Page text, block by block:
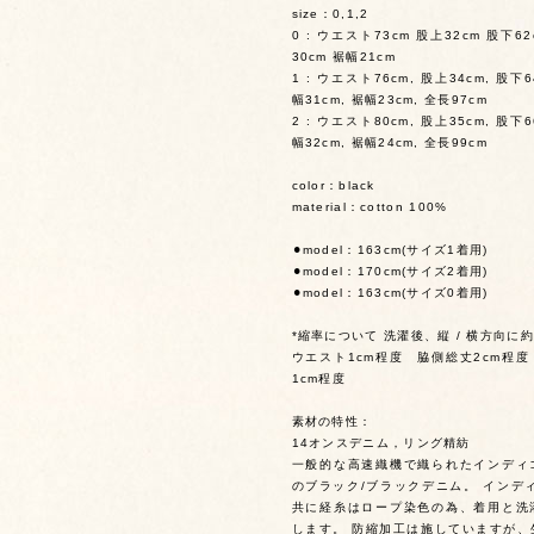
size：0,1,2
0 : ウエスト73cm 股上32cm 股下
30cm 裾幅21cm
1 : ウエスト76cm, 股上34cm, 股下
幅31cm, 裾幅23cm, 全長97cm
2 : ウエスト80cm, 股上35cm, 股下
幅32cm, 裾幅24cm, 全長99cm
color：black
material：cotton 100%
⚫︎model：163cm(サイズ1着用)
⚫︎model：170cm(サイズ2着用)
⚫︎model：163cm(サイズ0着用)
*縮率について 洗濯後、縦 / 横方向に
ウエスト1cm程度 脇側総丈2cm程
1cm程度
素材の特性：
14オンスデニム，リング精紡
一般的な高速織機で織られたインディ
のブラック/ブラックデニム。 インデ
共に経糸はロープ染色の為、着用と洗
します。 防縮加工は施していますが